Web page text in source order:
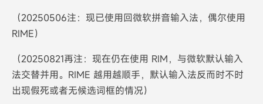
（20250506注：现已使用回微软拼音输入法，偶尔使用
RIME）
（20250821再注：现在仍在使用 RIM，与微软默认输入
法交替并用。RIME 越用越顺手，默认输入法反而时不时
出现假死或者无候选词框的情况）